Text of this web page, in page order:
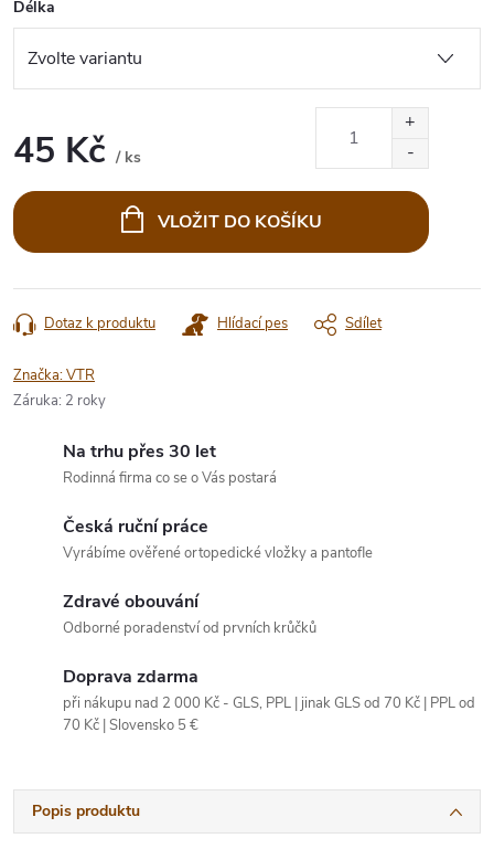
Délka
45 Kč / ks
cena:
VLOŽIT DO KOŠÍKU
Dotaz k produktu Hlídací pes Sdílet
Značka:VTR
Záruka: 2 roky
Na trhu přes 30 let
Rodinná firma co se o Vás postará
Česká ruční práce
Vyrábíme ověřené ortopedické vložky a pantofle
Zdravé obouvání
Odborné poradenství od prvních krůčků
Doprava zdarma
při nákupu nad 2 000 Kč - GLS, PPL | jinak GLS od 70 Kč | PPL od
70 Kč | Slovensko 5 €
Popis produktu